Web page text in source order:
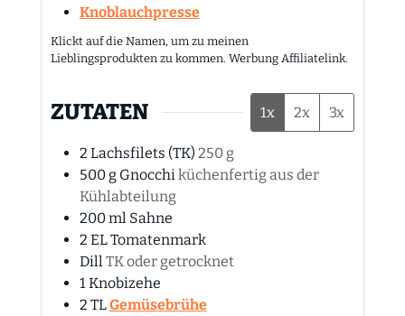
Knoblauchpresse
Klickt auf die Namen, um zu meinen
Lieblingsprodukten zu kommen. Werbung Affiliatelink.
ZUTATEN 1x 2x 3x
2 Lachsfilets (TK) 250 g
500g Gnocchiküchenfertig aus der
Kühlabteilung
200ml Sahne
2 ELTomatenmark
DillTK oder getrocknet
1Knobizehe
2 TLGemüsebrühe